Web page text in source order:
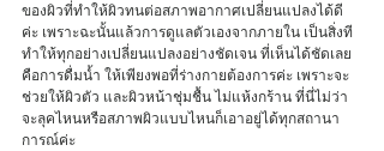
ของผิวที่ทำให้ผิวทนต่อสภาพอากาศเปลี่ยนแปลงได้ดี
ค่ะ เพราะฉะนั้นแล้วการดูแลตัวเองจากภายใน เป็นสิ่งที
ทำให้ทุกอย่างเปลี่ยนแปลงอย่างชัดเจน ที่เห็นได้ชัดเลย
คือการดื่มน้ำ ให้เพียงพอที่ร่างกายต้องการค่ะ เพราะจะ
ช่วยให้ผิวตัว และผิวหน้าชุ่มชื้น ไม่แห้งกร้าน ที่นี่ไม่ว่า
จะลุคไหนหรือสภาพผิวแบบไหนก็เอาอยู่ได้ทุกสถานา
การณ์ค่ะ